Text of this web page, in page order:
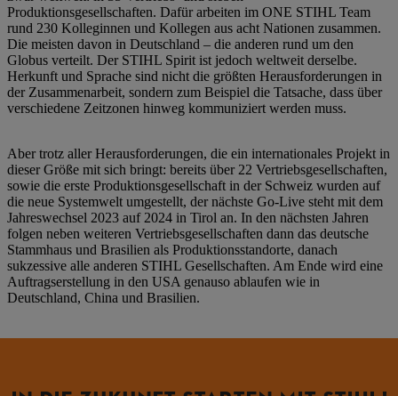
Produktionsgesellschaften. Dafür arbeiten im ONE STIHL Team
rund 230 Kolleginnen und Kollegen aus acht Nationen zusammen.
Die meisten davon in Deutschland – die anderen rund um den
Globus verteilt. Der STIHL Spirit ist jedoch weltweit derselbe.
Herkunft und Sprache sind nicht die größten Herausforderungen in
der Zusammenarbeit, sondern zum Beispiel die Tatsache, dass über
verschiedene Zeitzonen hinweg kommuniziert werden muss.
Aber trotz aller Herausforderungen, die ein internationales Projekt in
dieser Größe mit sich bringt: bereits über 22 Vertriebsgesellschaften,
sowie die erste Produktionsgesellschaft in der Schweiz wurden auf
die neue Systemwelt umgestellt, der nächste Go-Live steht mit dem
Jahreswechsel 2023 auf 2024 in Tirol an. In den nächsten Jahren
folgen neben weiteren Vertriebsgesellschaften dann das deutsche
Stammhaus und Brasilien als Produktionsstandorte, danach
sukzessive alle anderen STIHL Gesellschaften. Am Ende wird eine
Auftragserstellung in den USA genauso ablaufen wie in
Deutschland, China und Brasilien.